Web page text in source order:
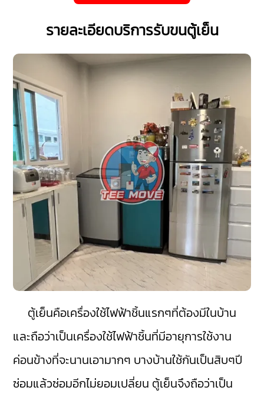
รายละเอียดบริการรับขนตู้เย็น
ตู้เย็นคือเครื่องใช้ไฟฟ้าชิ้นแรกๆที่ต้องมีในบ้าน
และถือว่าเป็นเครื่องใช้ไฟฟ้าชิ้นที่มีอายุการใช้งาน
ค่อนข้างที่จะนานเอามากๆ บางบ้านใช้กันเป็นสิบๆปี
ซ่อมแล้วซ่อมอีกไม่ยอมเปลี่ยน ตู้เย็นจึงถือว่าเป็น